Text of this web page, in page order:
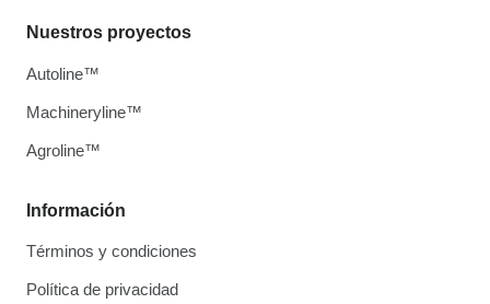
Información
Términos y condiciones
Política de privacidad
Nuestros proyectos
Autoline™
Machineryline™
Agroline™